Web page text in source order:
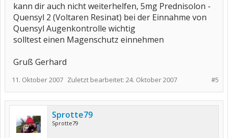
kann dir auch nicht weiterhelfen, 5mg Prednisolon -
Quensyl 2 (Voltaren Resinat) bei der Einnahme von
Quensyl Augenkontrolle wichtig
solltest einen Magenschutz einnehmen
Gruß Gerhard
#5
11. Oktober 2007 Zuletzt bearbeitet: 24. Oktober 2007
Sprotte79
Sprotte79